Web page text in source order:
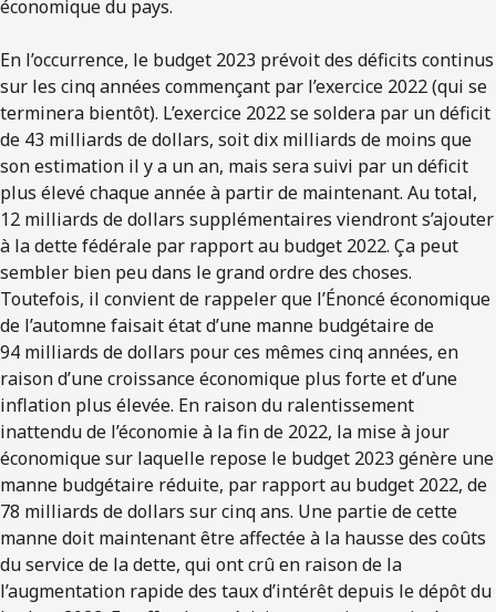
économique du pays.
En l’occurrence, le budget 2023 prévoit des déficits continus
sur les cinq années commençant par l’exercice 2022 (qui se
terminera bientôt). L’exercice 2022 se soldera par un déficit
de 43 milliards de dollars, soit dix milliards de moins que
son estimation il y a un an, mais sera suivi par un déficit
plus élevé chaque année à partir de maintenant. Au total,
12 milliards de dollars supplémentaires viendront s’ajouter
à la dette fédérale par rapport au budget 2022. Ça peut
sembler bien peu dans le grand ordre des choses.
Toutefois, il convient de rappeler que l’Énoncé économique
de l’automne faisait état d’une manne budgétaire de
94 milliards de dollars pour ces mêmes cinq années, en
raison d’une croissance économique plus forte et d’une
inflation plus élevée. En raison du ralentissement
inattendu de l’économie à la fin de 2022, la mise à jour
économique sur laquelle repose le budget 2023 génère une
manne budgétaire réduite, par rapport au budget 2022, de
78 milliards de dollars sur cinq ans. Une partie de cette
manne doit maintenant être affectée à la hausse des coûts
du service de la dette, qui ont crû en raison de la
l’augmentation rapide des taux d’intérêt depuis le dépôt du